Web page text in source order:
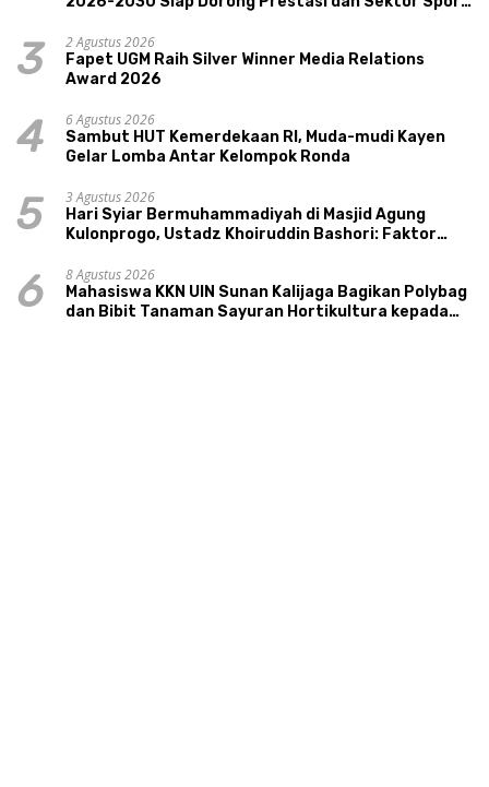
3
2 Agustus 2026
Fapet UGM Raih Silver Winner Media Relations
Award 2026
4
6 Agustus 2026
Sambut HUT Kemerdekaan RI, Muda-mudi Kayen
Gelar Lomba Antar Kelompok Ronda
5
3 Agustus 2026
Hari Syiar Bermuhammadiyah di Masjid Agung
Kulonprogo, Ustadz Khoiruddin Bashori: Faktor
6
8 Agustus 2026
Mahasiswa KKN UIN Sunan Kalijaga Bagikan Polybag
dan Bibit Tanaman Sayuran Hortikultura kepada